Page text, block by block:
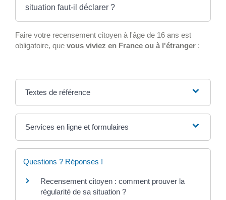
situation faut-il déclarer ?
Faire votre recensement citoyen à l'âge de 16 ans est
obligatoire, que vous viviez en France ou à l'étranger :
Textes de référence
Services en ligne et formulaires
Questions ? Réponses !
Recensement citoyen : comment prouver la
régularité de sa situation ?